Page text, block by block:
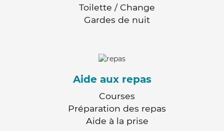
Toilette / Change
Gardes de nuit
Aide aux repas
Courses
Préparation des repas
Aide à la prise